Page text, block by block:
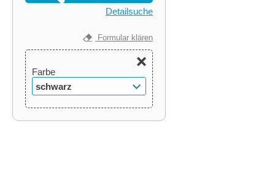
Detailsuche
Formular klären
Farbe
schwarz